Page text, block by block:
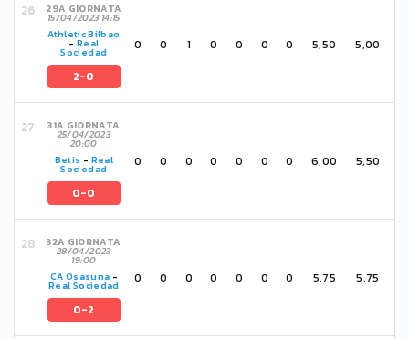
29A GIORNATA
15/04/2023 14:15
Athletic Bilbao
- Real
Sociedad
2-0
0 0 1 0 0 0 0 5,50 5,00
31A GIORNATA
25/04/2023
20:00
Betis - Real
Sociedad
0-0
0 0 0 0 0 0 0 6,00 5,50
32A GIORNATA
28/04/2023
19:00
CA Osasuna -
Real Sociedad
0-2
0 0 0 0 0 0 0 5,75 5,75